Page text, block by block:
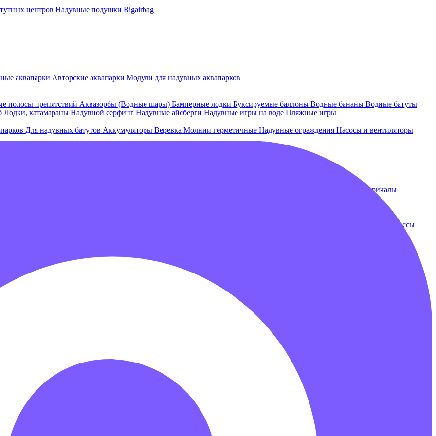
центров Надувные подушки Bigairbag
аквапарки Авторские аквапарки Модули для надувных аквапарков
полосы препятствий Аквазорбы (Водные шары) Бамперные лодки Буксируемые баллоны Водные бананы Водные батуты
Лодки, катамараны Надувной серфинг Надувные айсберги Надувные игры на воде Пляжные игры
Для надувных батутов Аккумуляторы Веревка Молнии герметичные Надувные ограждения Насосы и вентиляторы
Понтоны и причалы
Надувные трассы